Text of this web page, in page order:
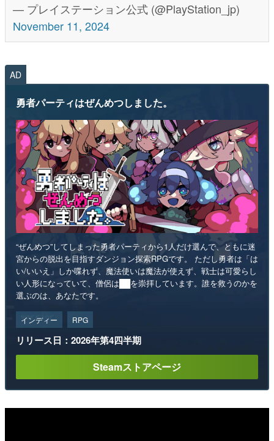
— プレイステーション公式 (@PlayStation_jp)
November 11, 2024
AD
勇者パーティはぜんめつしました。
“ぜんめつ”してしまった勇者パーティから1人だけ選んで、ともに迷
宮からの脱出を目指すダンジョン探索RPGです。 ただし勇者は「は
い/いいえ」しか喋れず、魔法使いは魔法が使えず、戦士は可愛らし
い人形になっていて、僧侶は██を崇拝しています。誰を救うのかを
選ぶのは、あなたです。
インディー RPG
リリース日：2026年第4四半期
Steamストアページ